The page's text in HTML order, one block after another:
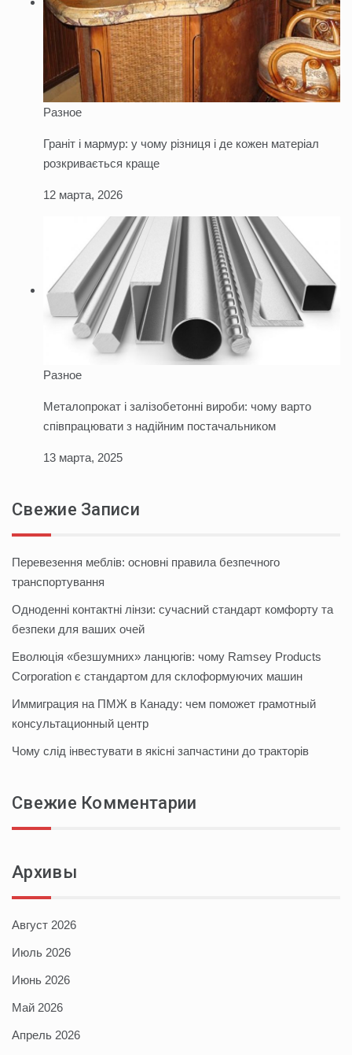
Разное
Граніт і мармур: у чому різниця і де кожен матеріал
розкривається краще
12 марта, 2026
Разное
Металопрокат і залізобетонні вироби: чому варто
співпрацювати з надійним постачальником
13 марта, 2025
Свежие Записи
Перевезення меблів: основні правила безпечного
транспортування
Одноденні контактні лінзи: сучасний стандарт комфорту та
безпеки для ваших очей
Еволюція «безшумних» ланцюгів: чому Ramsey Products
Corporation є стандартом для склоформуючих машин
Иммиграция на ПМЖ в Канаду: чем поможет грамотный
консультационный центр
Чому слід інвестувати в якісні запчастини до тракторів
Свежие Комментарии
Архивы
Август 2026
Июль 2026
Июнь 2026
Май 2026
Апрель 2026